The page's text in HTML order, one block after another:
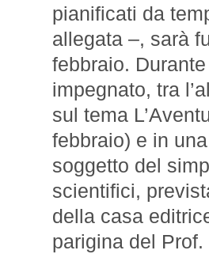
pianificati da
allegata –, sarà
febbraio.
impegnato, tra
sul tema
febbraio) e in
soggetto del
scientifici,
della casa
parigina del